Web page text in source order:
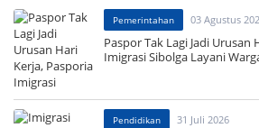
Pemerintahan 03 Agustus
Paspor Tak Lagi Jadi Urusan
Imigrasi Sibolga Layani
Pendidikan 31 Juli 2026